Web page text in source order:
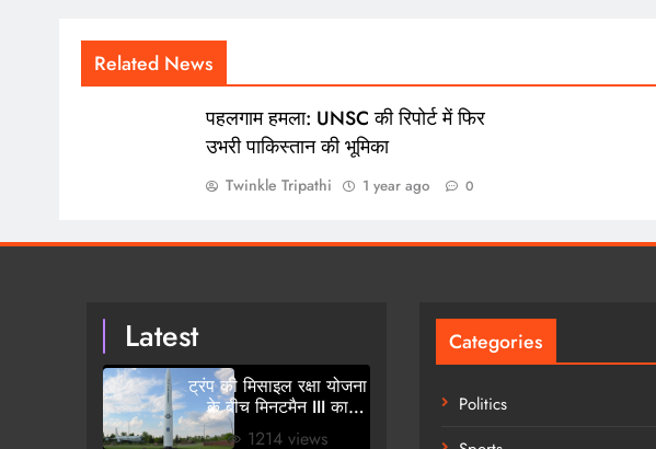
Related News
पहलगाम हमला: UNSC की रिपोर्ट में फिर
उभरी पाकिस्तान की भूमिका
Twinkle Tripathi 1 year ago 0
Latest
ट्रंप की मिसाइल रक्षा योजना
के बीच मिनटमैन III का
जोरदार परीक्षण
1214 views
Categories
Politics